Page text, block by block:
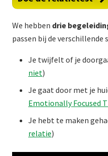
We hebben drie
passen bij de verschillende
Je twijfelt of je
niet)
Je gaat door met je
Emotionally Focused
Je hebt te maken
relatie)